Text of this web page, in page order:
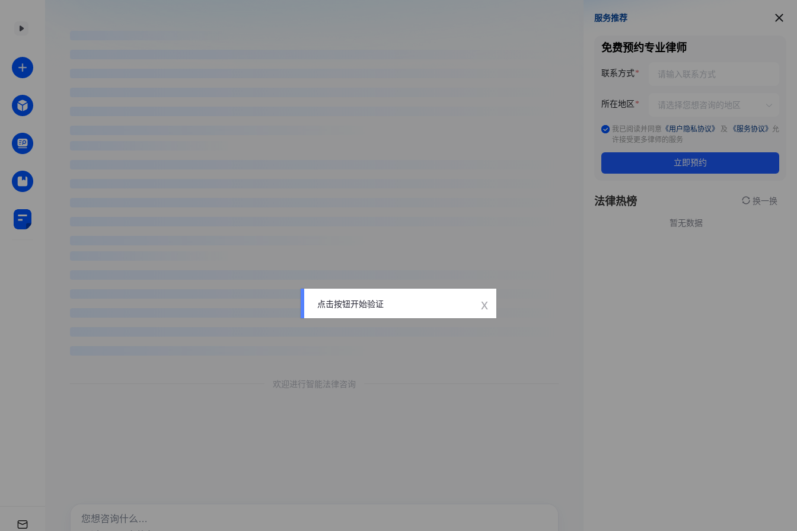
欢迎进行智能法律咨询
服务推荐
服务推荐
免费预约专业律师
联系方式
所在地区
我已阅读并同意 《用户隐私协议》 及 《服务协议》 允
许接受更多律师的服务
立即预约
法律热榜 换一换
暂无数据
点击按钮开始验证 x